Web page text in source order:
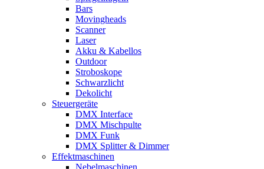
Bars
Movingheads
Scanner
Laser
Akku & Kabellos
Outdoor
Stroboskope
Schwarzlicht
Dekolicht
Steuergeräte
DMX Interface
DMX Mischpulte
DMX Funk
DMX Splitter & Dimmer
Effektmaschinen
Nebelmaschinen